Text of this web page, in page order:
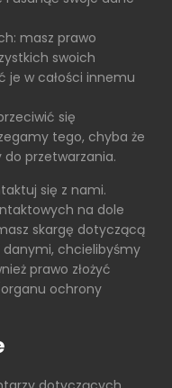
masz prawo
swoich
je w całości innemu
się
tego, chyba że
przetwarzania.
się z nami.
na dole
skargę dotyczącą
danymi, chcielibyśmy
prawo złożyć
ochrony